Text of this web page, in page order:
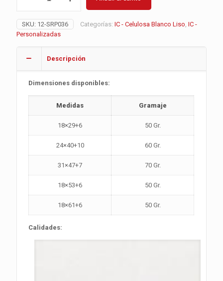
SKU: 12-SRP036 Categorías: IC - Celulosa Blanco Liso IC -
Personalizadas
Descripción
Dimensiones disponibles:
Medidas Gramaje
18×29+6 50 Gr.
24×40+10 60 Gr.
31×47+7 70 Gr.
18×53+6 50 Gr.
18×61+6 50 Gr.
Calidades: